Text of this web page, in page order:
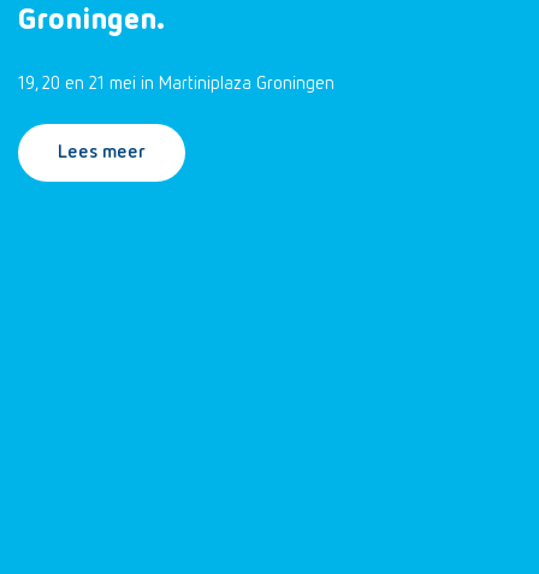
Groningen.
19, 20 en 21 mei in Martiniplaza Groningen
Lees meer